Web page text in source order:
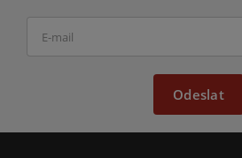
Odeslat